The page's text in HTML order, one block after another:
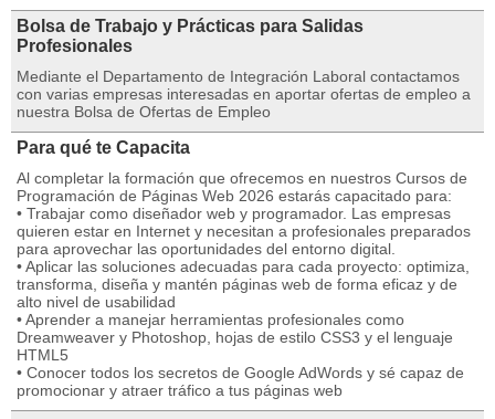
Bolsa de Trabajo y Prácticas para Salidas
Profesionales
Mediante el Departamento de Integración Laboral contactamos
con varias empresas interesadas en aportar ofertas de empleo a
nuestra Bolsa de Ofertas de Empleo
Para qué te Capacita
Al completar la formación que ofrecemos en nuestros Cursos de
Programación de Páginas Web 2026 estarás capacitado para:
• Trabajar como diseñador web y programador. Las empresas
quieren estar en Internet y necesitan a profesionales preparados
para aprovechar las oportunidades del entorno digital.
• Aplicar las soluciones adecuadas para cada proyecto: optimiza,
transforma, diseña y mantén páginas web de forma eficaz y de
alto nivel de usabilidad
• Aprender a manejar herramientas profesionales como
Dreamweaver y Photoshop, hojas de estilo CSS3 y el lenguaje
HTML5
• Conocer todos los secretos de Google AdWords y sé capaz de
promocionar y atraer tráfico a tus páginas web